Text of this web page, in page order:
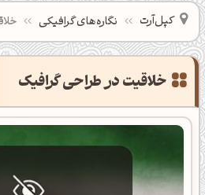
کپل‌آرت نگاره‌های گرافیکی
خلاقیت در طراحی گرافیک